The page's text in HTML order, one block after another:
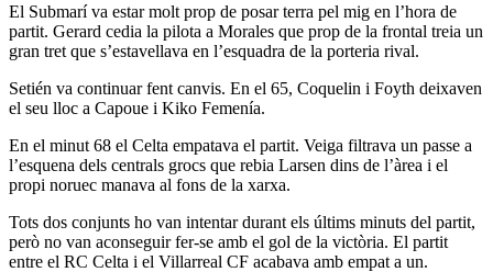
El Submarí va estar molt prop de posar terra pel mig en l’hora de
partit. Gerard cedia la pilota a Morales que prop de la frontal treia un
gran tret que s’estavellava en l’esquadra de la porteria rival.
Setién va continuar fent canvis. En el 65, Coquelin i Foyth deixaven
el seu lloc a Capoue i Kiko Femenía.
En el minut 68 el Celta empatava el partit. Veiga filtrava un passe a
l’esquena dels centrals grocs que rebia Larsen dins de l’àrea i el
propi noruec manava al fons de la xarxa.
Tots dos conjunts ho van intentar durant els últims minuts del partit,
però no van aconseguir fer-se amb el gol de la victòria. El partit
entre el RC Celta i el Villarreal CF acabava amb empat a un.